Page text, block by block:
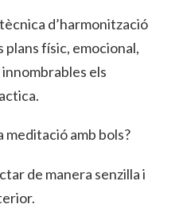
d’harmonització
plans físic, emocional,
els
meditació amb bols?
de manera senzilla i